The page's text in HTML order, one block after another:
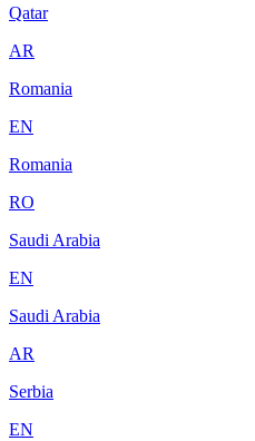
Qatar
AR
Romania
EN
Romania
RO
Saudi Arabia
EN
Saudi Arabia
AR
Serbia
EN